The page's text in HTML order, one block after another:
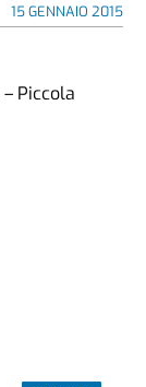
15 GENNAIO 2015